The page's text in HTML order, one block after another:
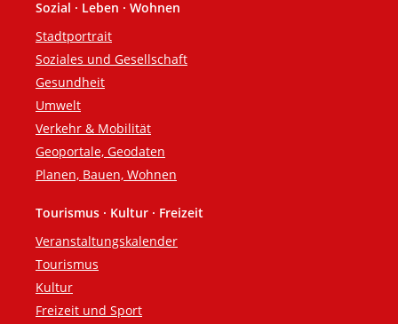
Sozial · Leben · Wohnen
Stadtportrait
Soziales und Gesellschaft
Gesundheit
Umwelt
Verkehr & Mobilität
Geoportale, Geodaten
Planen, Bauen, Wohnen
Tourismus · Kultur · Freizeit
Veranstaltungskalender
Tourismus
Kultur
Freizeit und Sport